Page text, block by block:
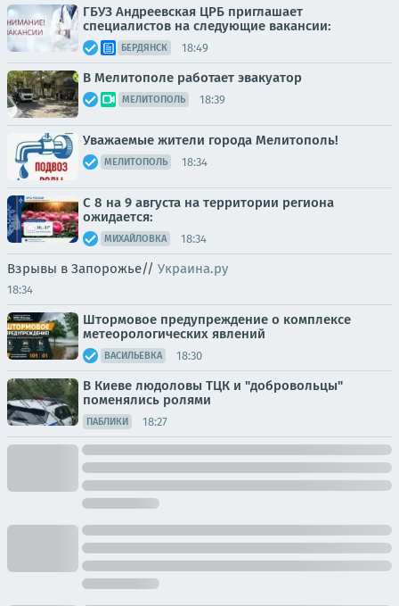
ГБУЗ Андреевская ЦРБ приглашает
специалистов на следующие вакансии:
БЕРДЯНСК 18:49
В Мелитополе работает эвакуатор
МЕЛИТОПОЛЬ 18:39
Уважаемые жители города Мелитополь!
МЕЛИТОПОЛЬ 18:34
С 8 на 9 августа на территории региона
ожидается:
МИХАЙЛОВКА 18:34
Взрывы в Запорожье// Украина.ру
18:34
Штормовое предупреждение о комплексе
метеорологических явлений
ВАСИЛЬЕВКА 18:30
В Киеве людоловы ТЦК и "добровольцы"
поменялись ролями
ПАБЛИКИ 18:27